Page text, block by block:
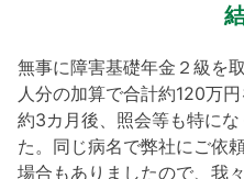
無事に障害基礎年金２級を
人分の加算で合計約120万円
約3カ月後、照会等も特に
た。同じ病名で弊社にご依
場合もありましたので、我